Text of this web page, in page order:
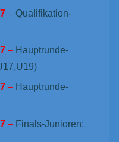
– Qualifikation-
– Hauptrunde-
– Hauptrunde-
– Finals-Junioren: